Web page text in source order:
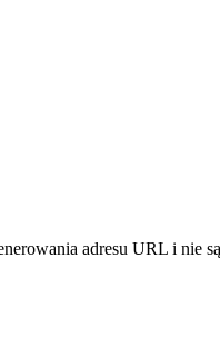
adresu URL i nie są